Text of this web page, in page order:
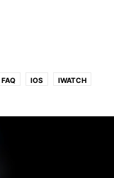
FAQ IOS IWATCH